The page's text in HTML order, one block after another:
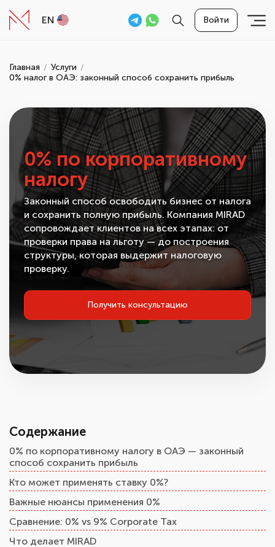
EN Войти
Главная
Услуги
0% налог в ОАЭ: законный способ сохранить прибыль
0% по корпоративному
налогу
Законный способ освободить бизнес от налога
и сохранить полную прибыль. Компания MIRAD
сопровождает клиентов на всех этапах: от
проверки права на льготу — до построения
структуры, которая выдержит налоговую
проверку.
Получить консультацию
Содержание
0% по корпоративному налогу в ОАЭ — законный
способ сохранить прибыль
Кто может применять ставку 0%?
Важные нюансы применения 0%
Сравнение: 0% vs 9% Corporate Tax
Что делает MIRAD